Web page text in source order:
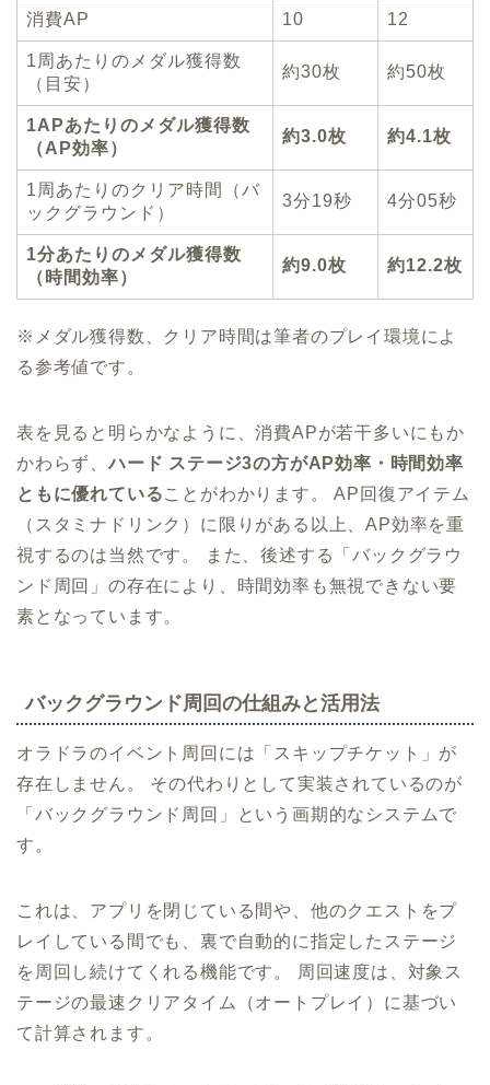
消費AP 10 12
1周あたりのメダル獲得数
（目安）
約30枚 約50枚
1APあたりのメダル獲得数
（AP効率）
約3.0枚 約4.1枚
1周あたりのクリア時間（バ
ックグラウンド）
3分19秒 4分05秒
1分あたりのメダル獲得数
（時間効率）
約9.0枚 約12.2枚
※メダル獲得数、クリア時間は筆者のプレイ環境によ
る参考値です。
表を見ると明らかなように、消費APが若干多いにもか
かわらず、ハード ステージ3の方がAP効率・時間効率
ともに優れていることがわかります。 AP回復アイテム
（スタミナドリンク）に限りがある以上、AP効率を重
視するのは当然です。 また、後述する「バックグラウ
ンド周回」の存在により、時間効率も無視できない要
素となっています。
バックグラウンド周回の仕組みと活用法
オラドラのイベント周回には「スキップチケット」が
存在しません。 その代わりとして実装されているのが
「バックグラウンド周回」という画期的なシステムで
す。
これは、アプリを閉じている間や、他のクエストをプ
レイしている間でも、裏で自動的に指定したステージ
を周回し続けてくれる機能です。 周回速度は、対象ス
テージの最速クリアタイム（オートプレイ）に基づい
て計算されます。